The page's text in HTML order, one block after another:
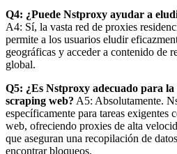
Q4: ¿Puede Nstproxy ayudar a
A4: Sí, la vasta red de proxies
permite a los usuarios eludir
geográficas y acceder a contenido de
global.
Q5: ¿Es Nstproxy adecuado para
scraping web? A5: Absolutamente.
específicamente para tareas exigentes
web, ofreciendo proxies de alta
que aseguran una recopilación de
encontrar bloqueos.